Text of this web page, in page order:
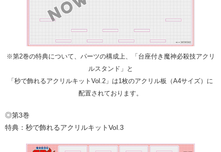
※第2巻の特典について、パーツの構成上、「台座付き魔神必殺技アクリ
ルスタンド」と
「秒で飾れるアクリルキットVol.2」は1枚のアクリル板（A4サイズ）に
配置されております。
◎第3巻
特典：秒で飾れるアクリルキットVol.3